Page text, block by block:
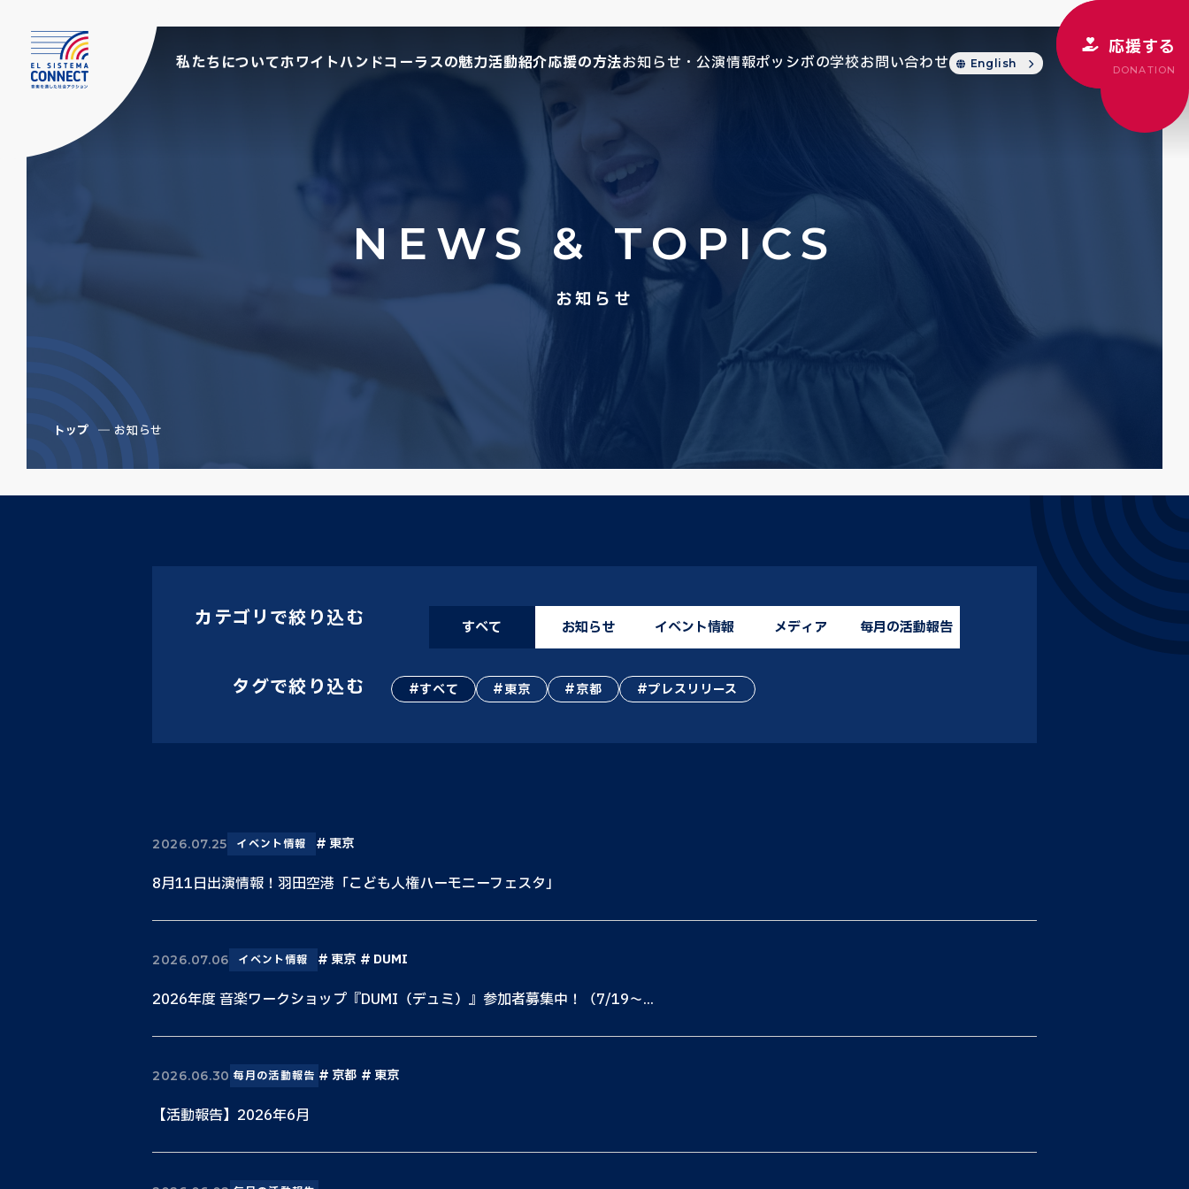
私たちについてホワイトハンドコーラスの魅力活動紹介応援の方法お知らせ・公演情報ポッシボの学校お問い合わせ English
応援する
DONATION
NEWS & TOPICS
お知らせ
トップ お知らせ
カテゴリで絞り込む すべて お知らせ イベント情報 メディア 毎月の活動報告
タグで絞り込む すべて 東京 京都 プレスリリース
2026.07.25 イベント情報 東京
8月11日出演情報！羽田空港「こども人権ハーモニーフェスタ」
2026.07.06 イベント情報 東京 DUMI
2026年度 音楽ワークショップ『DUMI（デュミ）』参加者募集中！（7/19〜...
2026.06.30 毎月の活動報告 京都 東京
【活動報告】2026年6月